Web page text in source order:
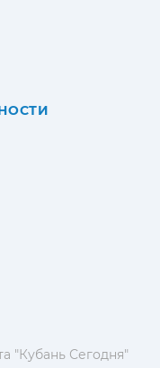
"Кубань Сегодня"